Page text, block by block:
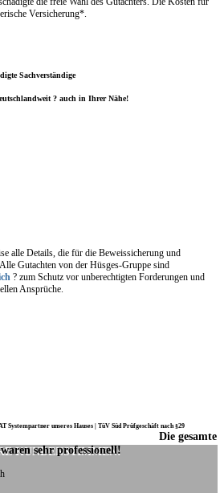
Versicherung*.
Sachverständige
? auch in Ihrer Nähe!
alle Details, die für die Beweissicherung und
Gutachten von der Hüsges-Gruppe sind
? zum Schutz vor unberechtigten Forderungen und
Ansprüche.
Systempartner unseres Hauses | TüV Süd Prüfgeschäft nach §29
KUNDENSTIMMEN:
Die gesamte
sehr professionell!